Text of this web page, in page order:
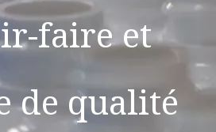
faire et
de qualité